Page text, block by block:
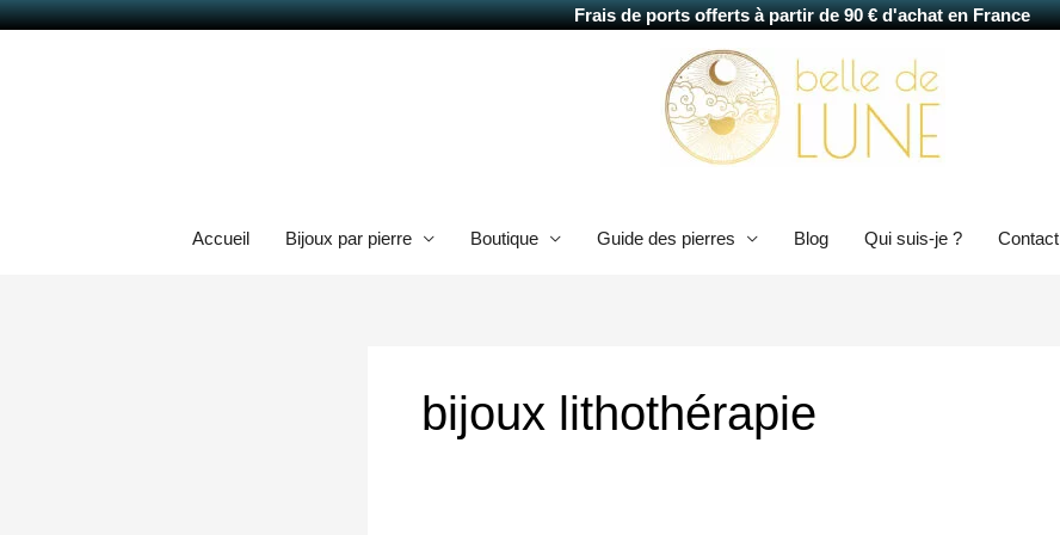
Frais de ports offerts à partir de 90 € d'achat en France
Aller
Accueil Bijoux par pierre Boutique Guide des pierres Blog Qui suis-je ? Contact
bijoux lithothérapie